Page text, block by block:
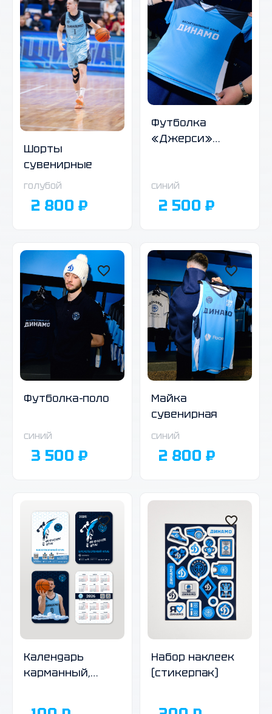
Шорты
сувенирные
голубой
2 800 ₽
Футболка
«Джерси»
синий
2 500 ₽
Футболка-поло
синий
3 500 ₽
Майка
сувенирная
синий
2 800 ₽
Календарь
карманный,
Набор наклеек
(стикерпак)